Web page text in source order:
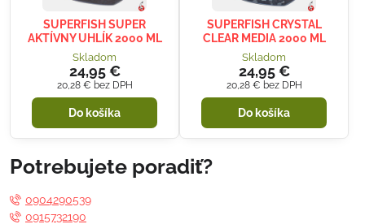
SUPERFISH SUPER
AKTÍVNY UHLÍK 2000 ML
Skladom
24,95 €
20,28 € bez DPH
Do košíka
SUPERFISH CRYSTAL
CLEAR MEDIA 2000 ML
Skladom
24,95 €
20,28 € bez DPH
Do košíka
Potrebujete poradiť?
0904290539
0915732190